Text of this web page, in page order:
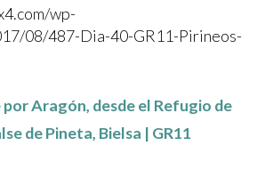
wp-
08/487-Dia-40-GR11-Pirineos-
Aragón, desde el Refugio de
de Pineta, Bielsa | GR11